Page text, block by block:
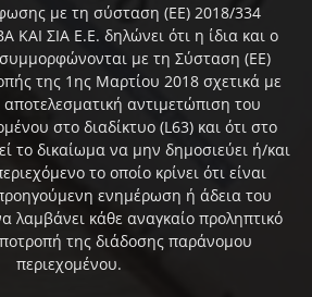
με τη σύσταση (ΕΕ) 2018/334
ΣΙΑ Ε.Ε. δηλώνει ότι η ίδια και ο
με τη Σύσταση (ΕΕ)
της 1ης Μαρτίου 2018 σχετικά με
αντιμετώπιση του
στο διαδίκτυο (L63) και ότι στο
το δικαίωμα να μην δημοσιεύει ή/και
το οποίο κρίνει ότι είναι
ενημέρωση ή άδεια του
λαμβάνει κάθε αναγκαίο προληπτικό
της διάδοσης παράνομου
περιεχομένου.